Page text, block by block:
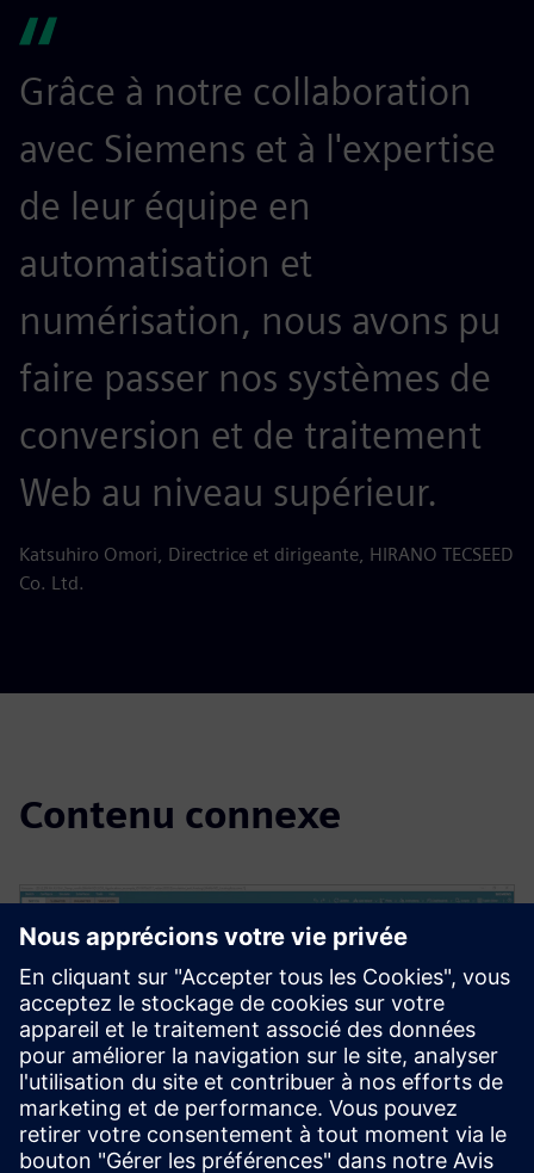
Grâce à notre collaboration
avec Siemens et à l'expertise
de leur équipe en
automatisation et
numérisation, nous avons pu
faire passer nos systèmes de
conversion et de traitement
Web au niveau supérieur.
Katsuhiro Omori, Directrice et dirigeante, HIRANO TECSEED
Co. Ltd.
Contenu connexe